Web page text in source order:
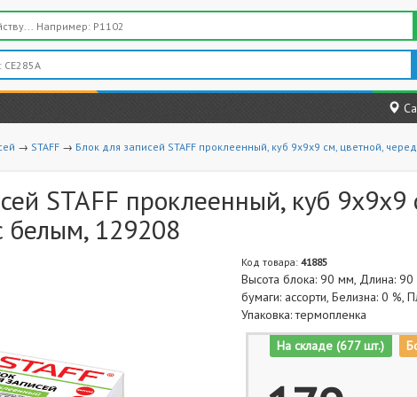
→ STAFF → Блок для записей STAFF проклеенный, куб 9х9х9 см, цветной,
STAFF проклеенный, куб 9х9х9
белым, 129208
Код товара:41885
Высота блока: 90 мм, Длина:
бумаги: ассорти, Белизна: 0 %,
Упаковка: термопленка
На складе (677 шт.)